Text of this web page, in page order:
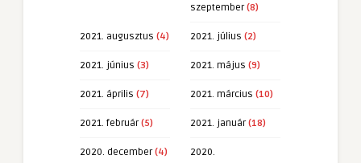
szeptember(8)
2021. augusztus (4) 2021. július (2)
2021. június (3) 2021. május (9)
2021. április (7) 2021. március (10)
2021. február(5) 2021. január(18)
2020. december(4) 2020.